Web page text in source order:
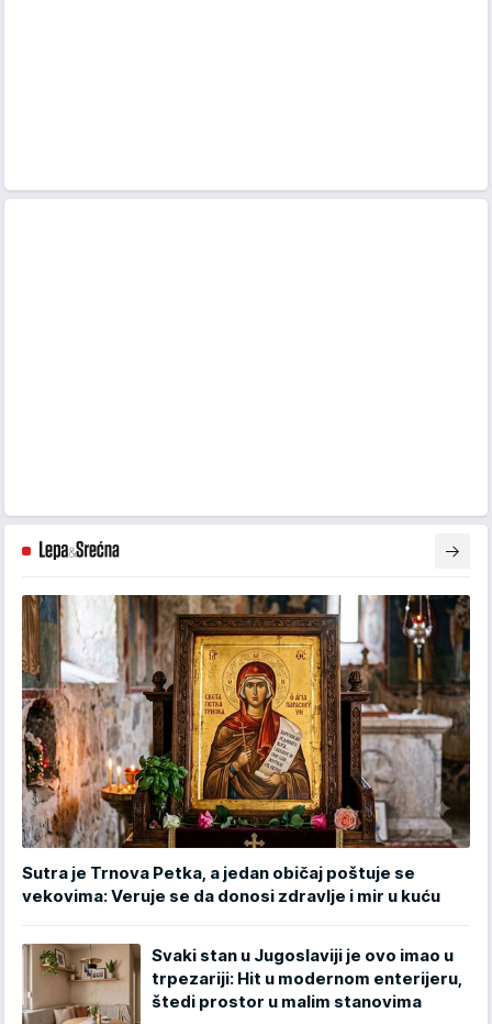
Sutra je Trnova Petka, a jedan običaj poštuje se
vekovima: Veruje se da donosi zdravlje i mir u kuću
Svaki stan u Jugoslaviji je ovo imao u
trpezariji: Hit u modernom enterijeru,
štedi prostor u malim stanovima